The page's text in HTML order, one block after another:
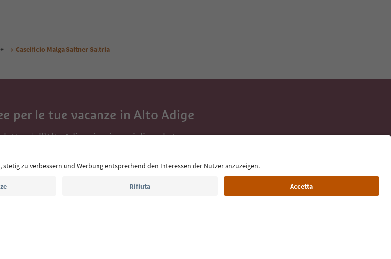
Caseificio Malga Saltner Saltria
per le tue vacanze in Alto Adige
dell’Alto Adige ricevi consigli per le tue vacanze,